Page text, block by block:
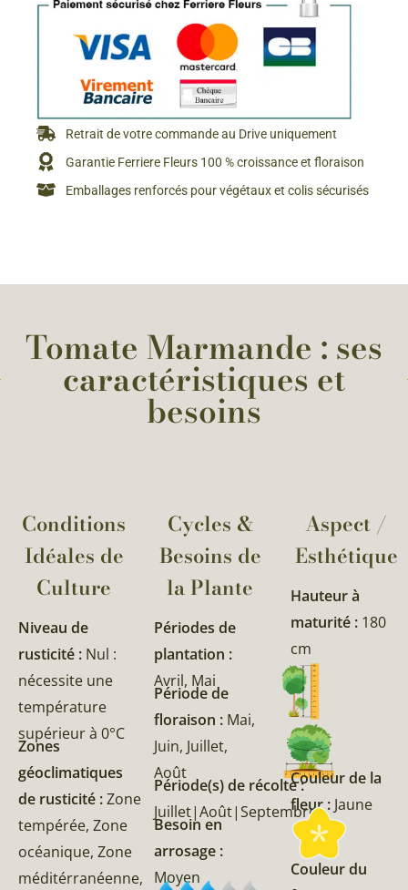
Retrait de votre commande au Drive uniquement
Garantie Ferriere Fleurs 100 % croissance et floraison
Emballages renforcés pour végétaux et colis sécurisés
Tomate Marmande : ses
caractéristiques et
besoins
Conditions
Idéales de
Culture
Niveau de
rusticité : Nul :
nécessite une
température
supérieur à 0°C
Zones
géoclimatiques
de rusticité :Zone
tempérée, Zone
océanique, Zone
méditérranéenne,
Cycles &
Besoins de
la Plante​
Périodes de
plantation :
Avril, Mai
Période de
floraison : Mai,
Juin, Juillet,
Août
Période(s) de récolte :
Juillet|Août|Septembre
Besoin en
arrosage :
Moyen
Aspect /
Esthétique
Hauteur à
maturité : 180
cm
Couleur de la
fleur : Jaune
Couleur du